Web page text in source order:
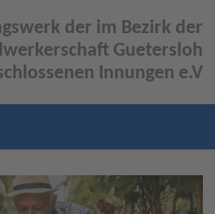
der im Bezirk der
Guetersloh
Innungen e.V